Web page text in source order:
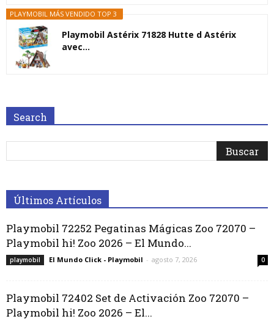
PLAYMOBIL MÁS VENDIDO TOP 3
Playmobil Astérix 71828 Hutte d Astérix
avec...
Search
Últimos Artículos
Playmobil 72252 Pegatinas Mágicas Zoo 72070 –
Playmobil hi! Zoo 2026 – El Mundo...
playmobil El Mundo Click - Playmobil - agosto 7, 2026 0
Playmobil 72402 Set de Activación Zoo 72070 –
Playmobil hi! Zoo 2026 – El...